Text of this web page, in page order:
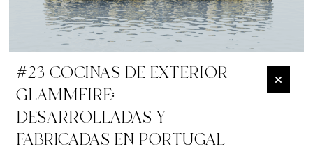
#23 COCINAS DE EXTERIOR
GLAMMFIRE:
DESARROLLADAS Y
FABRICADAS EN PORTUGAL